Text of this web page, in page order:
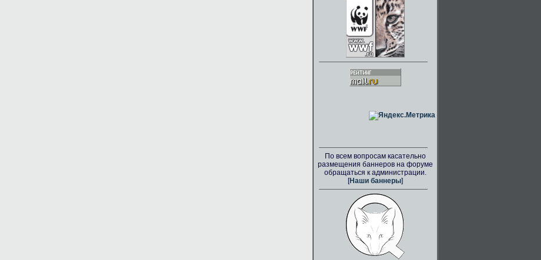
По всем вопросам касательно
размещения баннеров на форуме
обращаться к администрации.
[Наши баннеры]